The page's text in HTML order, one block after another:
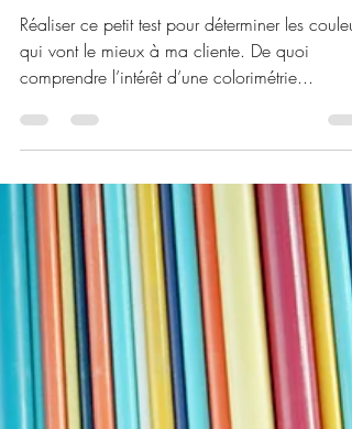
Antoinette
26 août 2019
2 min de lecture
Jeu - Test colorimétrie
comprendre l’intérêt d’une colorimétrie...